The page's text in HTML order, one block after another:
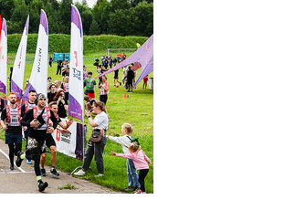
ТАСС: Уиткофф и
могут вскоре посетить
и Киев
«Тиса» выдвинула
Верховного
пост президента
Politico: «Газовая
Германии ставит под
европейскую зиму»